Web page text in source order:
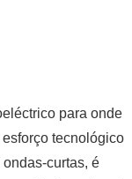
para onde
tecnológico
curtas, é